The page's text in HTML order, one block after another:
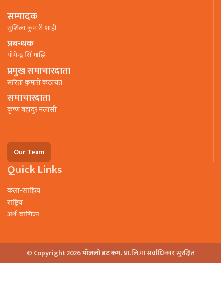
सम्पादक
सुशिला कुमारी शाही
प्रबन्धक
याेगेन्द्र सिं माझि
प्रमुख समाचारदाता
सरिता कुमारी कठायत
समाचारदाता
कृष्ण बहादुर मलासी
Our Team
Quick Links
कला-साहित्य
राष्ट्रिय
अर्थ-वाणिज्य
© Copyright 2026पाँजलो डट कम.प्रा.लि.मा सर्वाधिकार सुरक्षित